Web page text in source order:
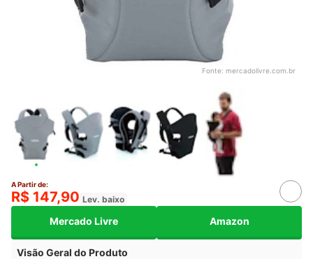
Fonte: mercadolivre.com.br
A Partir de:
R$ 147,90 Lev. baixo
Mercado Livre Amazon
Visão Geral do Produto